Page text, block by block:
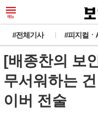
#전체기사 #피지컬ㆍ
[배종찬의 보
무서워하는
이버 전술